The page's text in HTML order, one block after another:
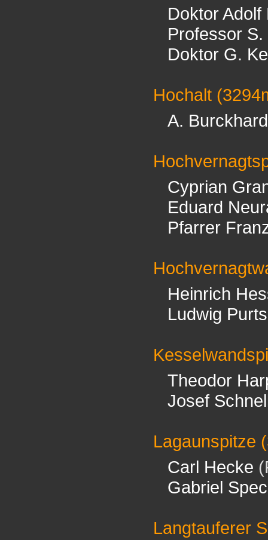
Doktor Adolf
Professor
Doktor G.
Hochalt
A.
Cyprian
Eduard
Pfarrer
Heinrich
Ludwig
Theodor
Josef
Lagaunspitze
Carl Hecke
Gabriel
Langtauferer